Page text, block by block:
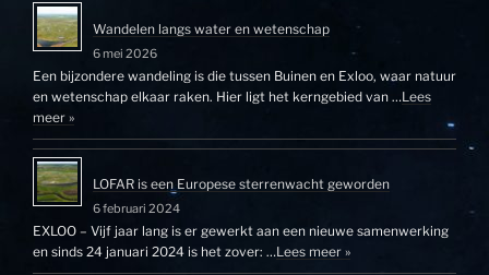
Wandelen langs water en wetenschap
6 mei 2026
Een bijzondere wandeling is die tussen Buinen en Exloo, waar natuur
en wetenschap elkaar raken. Hier ligt het kerngebied van …Lees
meer »
LOFAR is een Europese sterrenwacht geworden
6 februari 2024
EXLOO – Vijf jaar lang is er gewerkt aan een nieuwe samenwerking
en sinds 24 januari 2024 is het zover: …Lees meer »